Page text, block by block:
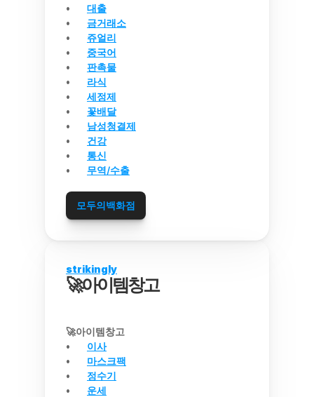
대출
금거래소
쥬얼리
중국어
판촉물
라식
세정제
꽃배달
남성청결제
건강
통신
무역/수출
모두의백화점
strikingly
🚀아이템창고
🚀아이템창고
이사
마스크팩
정수기
운세